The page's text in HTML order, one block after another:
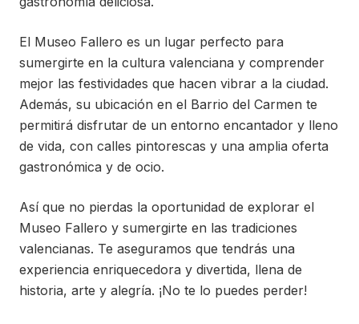
El Museo Fallero es un lugar perfecto para
sumergirte en la cultura valenciana y comprender
mejor las festividades que hacen vibrar a la ciudad.
Además, su ubicación en el Barrio del Carmen te
permitirá disfrutar de un entorno encantador y lleno
de vida, con calles pintorescas y una amplia oferta
gastronómica y de ocio.
Así que no pierdas la oportunidad de explorar el
Museo Fallero y sumergirte en las tradiciones
valencianas. Te aseguramos que tendrás una
experiencia enriquecedora y divertida, llena de
historia, arte y alegría. ¡No te lo puedes perder!